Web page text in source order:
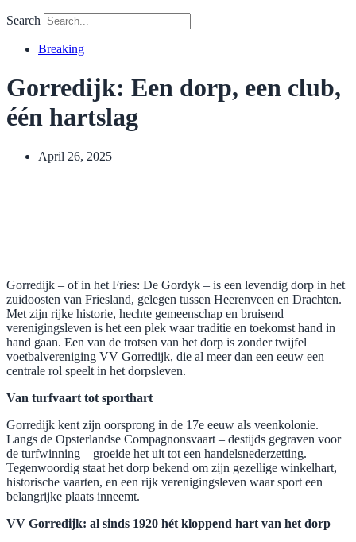
Search
Breaking
Gorredijk: Een dorp, een club,
één hartslag
April 26, 2025
Gorredijk – of in het Fries: De Gordyk – is een levendig dorp in het
zuidoosten van Friesland, gelegen tussen Heerenveen en Drachten.
Met zijn rijke historie, hechte gemeenschap en bruisend
verenigingsleven is het een plek waar traditie en toekomst hand in
hand gaan. Een van de trotsen van het dorp is zonder twijfel
voetbalvereniging VV Gorredijk, die al meer dan een eeuw een
centrale rol speelt in het dorpsleven.
Van turfvaart tot sporthart
Gorredijk kent zijn oorsprong in de 17e eeuw als veenkolonie.
Langs de Opsterlandse Compagnonsvaart – destijds gegraven voor
de turfwinning – groeide het uit tot een handelsnederzetting.
Tegenwoordig staat het dorp bekend om zijn gezellige winkelhart,
historische vaarten, en een rijk verenigingsleven waar sport een
belangrijke plaats inneemt.
VV Gorredijk: al sinds 1920 hét kloppend hart van het dorp